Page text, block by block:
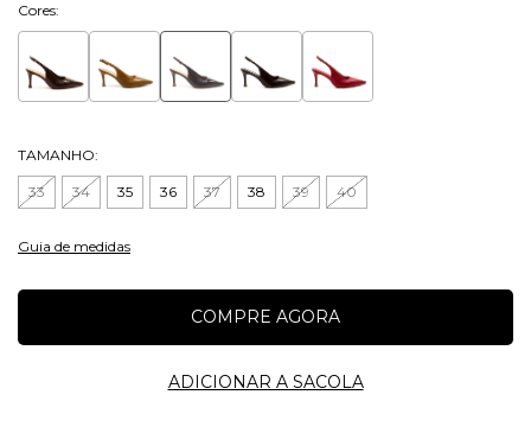
Cores:
TAMANHO:
33 34 35 36 37 38 39 40
Guia de medidas